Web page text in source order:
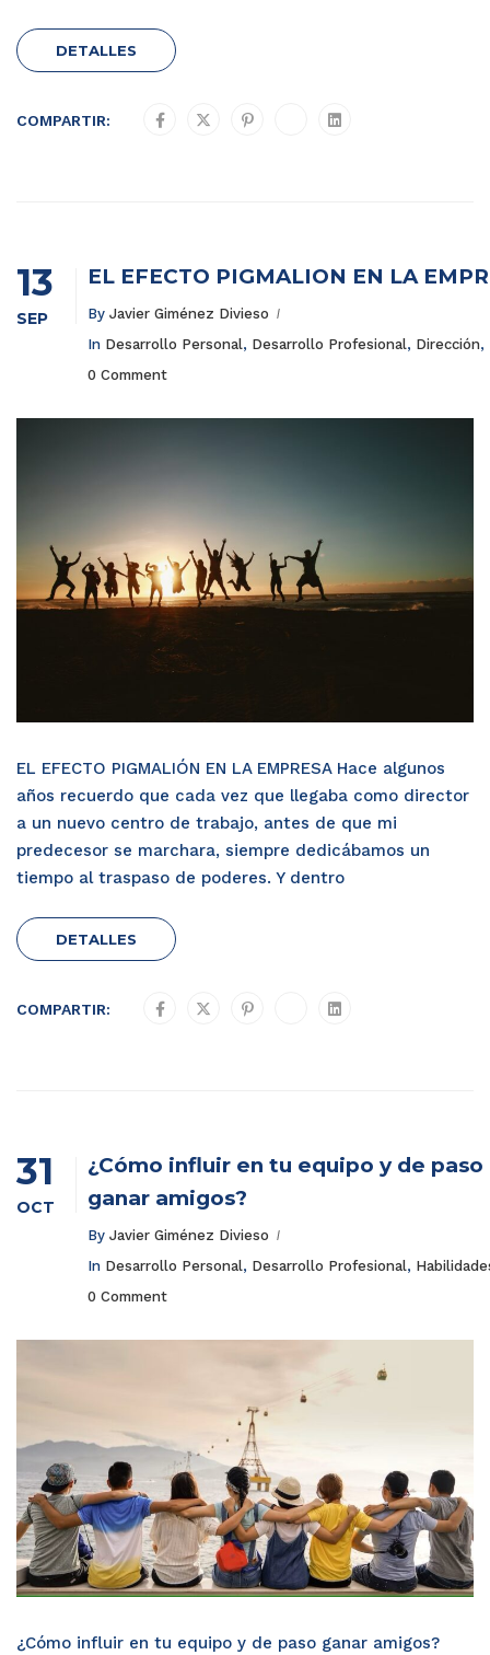
DETALLES
COMPARTIR:
13
SEP
EL EFECTO PIGMALIÓN EN LA
By Javier Giménez Divieso
In Desarrollo Personal, Desarrollo Profesional, Dirección,
0 Comment
EL EFECTO PIGMALIÓN EN LA EMPRESA Hace algunos
años recuerdo que cada vez que llegaba como director
a un nuevo centro de trabajo, antes de que mi
predecesor se marchara, siempre dedicábamos un
tiempo al traspaso de poderes. Y dentro
DETALLES
COMPARTIR:
31
OCT
¿Cómo influir en tu equipo y de paso
ganar amigos?
By Javier Giménez Divieso
In Desarrollo Personal, Desarrollo Profesional,
0 Comment
¿Cómo influir en tu equipo y de paso ganar amigos?